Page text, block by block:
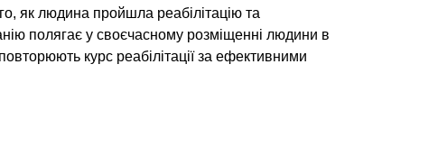
як людина пройшла реабілітацію та
полягає у своєчасному розміщенні людини в
курс реабілітації за ефективними